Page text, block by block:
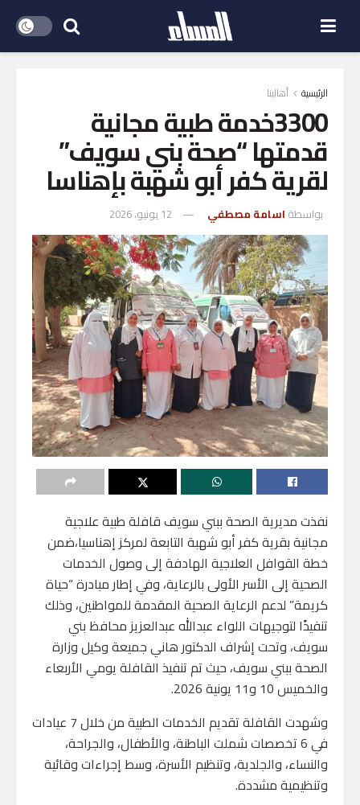
الرئيسية أهالينا
3300خدمة طبية مجانية
قدمتها “صحة بني سويف”
لقرية كفر أبو شهبة بإهناسا
بواسطة اسامة مصطفي 12 يونيو، 2026
نفذت مديرية الصحة ببني سويف قافلة طبية علاجية
مجانية بقرية كفر أبو شهبة التابعة لمركز إهناسيا،ضمن
خطة القوافل العلاجية الهادفة إلى وصول الخدمات
الصحية إلى الأسر الأولى بالرعاية، وفي إطار مبادرة “حياة
كريمة” لدعم الرعاية الصحية المقدمة للمواطنين، وذلك
تنفيذًا لتوجيهات اللواء عبدالله عبدالعزيز محافظ بني
سويف، وتحت إشراف الدكتور هاني جميعة وكيل وزارة
الصحة ببني سويف، حيث تم تنفيذ القافلة يومي الأربعاء
والخميس 10 و11 يونية 2026.
وشهدت القافلة تقديم الخدمات الطبية من خلال 7 عيادات
في 6 تخصصات شملت الباطنة، والأطفال، والجراحة،
والنساء، والجلدية، وتنظيم الأسرة، وسط إجراءات وقائية
وتنظيمية مشددة.